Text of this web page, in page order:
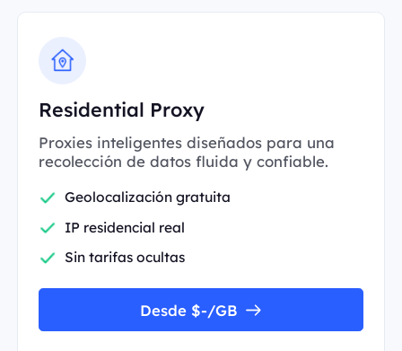
Residential Proxy
Proxies inteligentes diseñados para una
recolección de datos fluida y confiable.
Geolocalización gratuita
IP residencial real
Sin tarifas ocultas
Desde $-/GB